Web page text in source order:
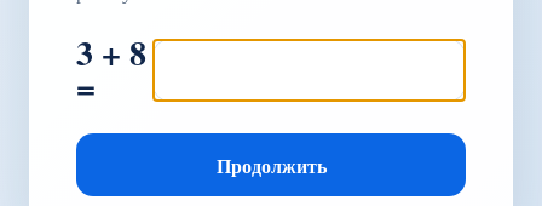
3 + 8
=
Продолжить